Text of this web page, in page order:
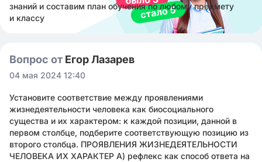
знаний и составим план обучения по любому предмету
и классу
Вопрос от Егор Лазарев
04 мая 2024 12:40
Установите соответствие между проявлениями
жизнедеятельности человека как биосоциального
существа и их характером: к каждой позиции, данной в
первом столбце, подберите соответствующую позицию из
второго столбца. ПРОЯВЛЕНИЯ ЖИЗНЕДЕЯТЕЛЬНОСТИ
ЧЕЛОВЕКА ИХ ХАРАКТЕР А) рефлекс как способ ответа на